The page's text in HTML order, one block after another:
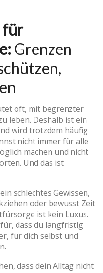
für
Grenzen
oft, mit begrenzter
leben. Deshalb ist ein
wird trotzdem häufig
nicht immer für alle
machen und nicht
Und das ist
schlechtes Gewissen,
oder bewusst Zeit
ist kein Luxus.
dass du langfristig
für dich selbst und
dass dein Alltag nicht